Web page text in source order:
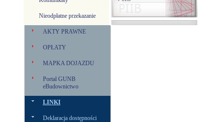
Nieodpłatne przekazanie
AKTY PRAWNE
OPŁATY
MAPKA DOJAZDU
Portal GUNB
eBudownictwo
LINKI
Deklaracja dostępności